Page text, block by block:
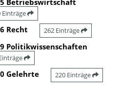
Einträge
Recht 262 Einträge
Politikwissenschaften
Gelehrte 220 Einträge